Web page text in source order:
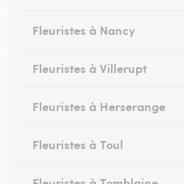
Fleuristes à Nancy
Fleuristes à Villerupt
Fleuristes à Herserange
Fleuristes à Toul